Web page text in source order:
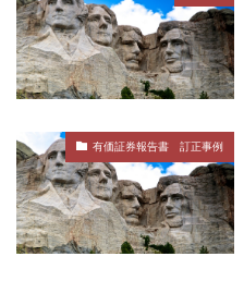
有価証券報告書 訂正事例